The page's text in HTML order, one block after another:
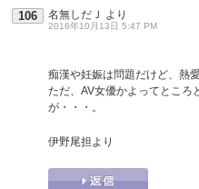
106 名無しだＪ より
2016年10月13日 5:47 PM
痴漢や妊娠は問題だけど、熱
ただ、AV女優かよってところ
が・・・。
伊野尾担より